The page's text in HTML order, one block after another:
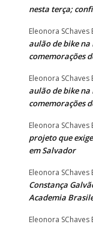
nesta terça;
Eleonora SChaves
aulão de bike
comemorações
Eleonora SChaves
aulão de bike
comemorações
Eleonora SChaves
projeto que
em Salvador
Eleonora SChaves
Constança
Academia
Eleonora SChaves